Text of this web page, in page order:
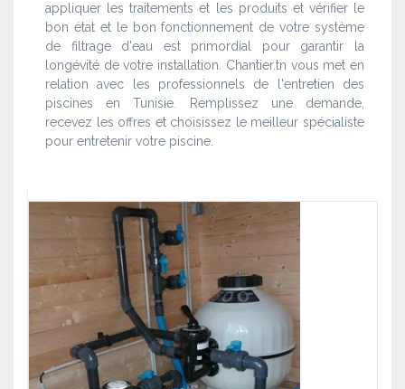
appliquer les traitements et les produits et vérifier le
bon état et le bon fonctionnement de votre système
de filtrage d'eau est primordial pour garantir la
longévité de votre installation. Chantier.tn vous met en
relation avec les professionnels de l'entretien des
piscines en Tunisie. Remplissez une demande,
recevez les offres et choisissez le meilleur spécialiste
pour entretenir votre piscine.